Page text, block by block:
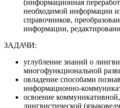
(информационная
необходимой информации
справочников,
информации,
ЗАДАЧИ:
углубление знаний о
многофункциональной
овладение способами
информационно-
освоение
лингвистической